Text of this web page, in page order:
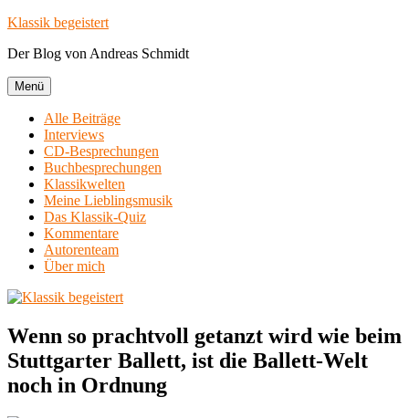
Zum
springen
Klassik begeistert
Der Blog von Andreas Schmidt
Menü
Alle Beiträge
Interviews
CD-Besprechungen
Buchbesprechungen
Klassikwelten
Meine Lieblingsmusik
Das Klassik-Quiz
Kommentare
Autorenteam
Über mich
Wenn so prachtvoll getanzt wird wie beim
Stuttgarter Ballett, ist die Ballett-Welt
noch in Ordnung